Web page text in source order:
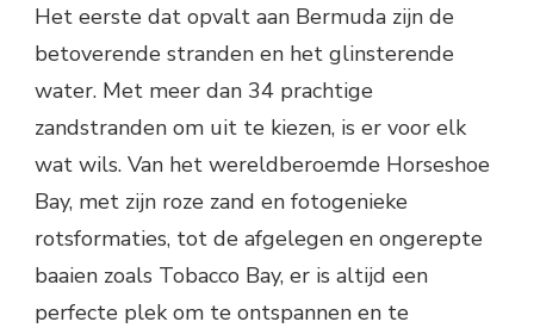
Het eerste dat opvalt aan Bermuda zijn de
betoverende stranden en het glinsterende
water. Met meer dan 34 prachtige
zandstranden om uit te kiezen, is er voor elk
wat wils. Van het wereldberoemde Horseshoe
Bay, met zijn roze zand en fotogenieke
rotsformaties, tot de afgelegen en ongerepte
baaien zoals Tobacco Bay, er is altijd een
perfecte plek om te ontspannen en te